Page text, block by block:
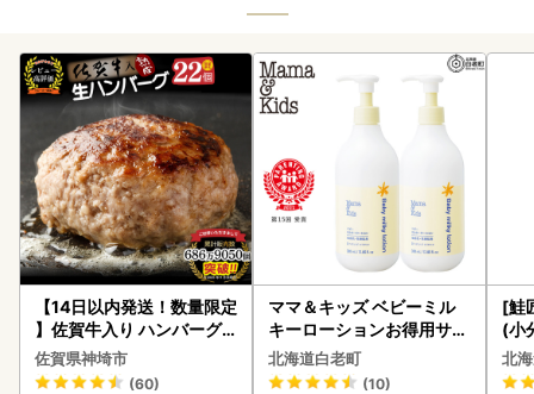
【14日以内発送！数量限定
】佐賀牛入り ハンバーグ 2
2個 2.6kg(120g×22個)(H
083106)
佐賀県神埼市
(60)
ママ＆キッズ ベビーミル
キーローションお得用サイ
ズ 380ml 2本セット CH21
0
北海道白老町
(10)
[鮭
(小
5
北